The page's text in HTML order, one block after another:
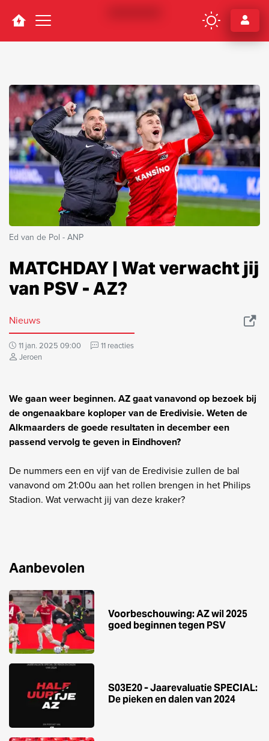
Navigation
Ed van de Pol - ANP
MATCHDAY | Wat verwacht jij
van PSV - AZ?
Nieuws
11 jan. 2025 09:00
11 reacties
Jeroen
We gaan weer beginnen. AZ gaat vanavond op bezoek bij
de ongenaakbare koploper van de Eredivisie. Weten de
Alkmaarders de goede resultaten in december een
passend vervolg te geven in Eindhoven?
De nummers een en vijf van de Eredivisie zullen de bal
vanavond om 21:00u aan het rollen brengen in het Philips
Stadion. Wat verwacht jij van deze kraker?
Aanbevolen
Voorbeschouwing: AZ wil 2025
goed beginnen tegen PSV
S03E20 - Jaarevaluatie SPECIAL:
De pieken en dalen van 2024